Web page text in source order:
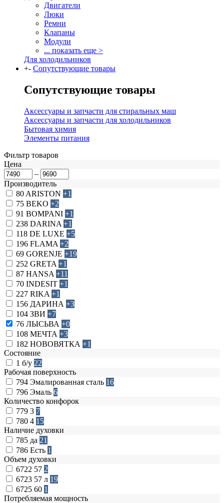
Двигатели
Люки
Ремни
Клапаны
Модули
... показать еще >
Для холодильников
+- Сопутствующие товары
Сопутствующие товары
Аксессуары и запчасти для стиральных маш
Аксессуары и запчасти для холодильников
Бытовая химия
Элементы питания
Фильтр товаров
Цена
–
Производитель
80 ARISTON +1
75 BEKO +2
91 BOMPANI +1
238 DARINA +1
118 DE LUXE +5
196 FLAMA +2
69 GORENJE +19
252 GRETA +1
87 HANSA +11
70 INDESIT +1
227 RIKA +1
156 ДАРИНА +3
104 ЗВИ +7
76 ЛЫСЬВА +0
108 МЕЧТА +3
182 НОВОВЯТКА +1
Состояние
1 б/у 22
Рабочая поверхность
794 Эмалированная сталь 16
796 Эмаль 6
Количество конфорок
779 3 7
780 4 15
Наличие духовки
785 да 21
786 Есть 1
Объем духовки
6722 57 2
6723 57 л 19
6725 60 1
Потребляемая мощность